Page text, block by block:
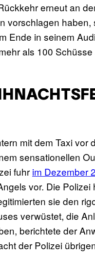
erneut an
vorschlagen haben,
Ende in seinem
als 100
mit dem Taxi vor
sensationellen
fuhr im Dezember
vor. Die Polizei
sie den
verwüstet, die
berichtete der
der Polizei